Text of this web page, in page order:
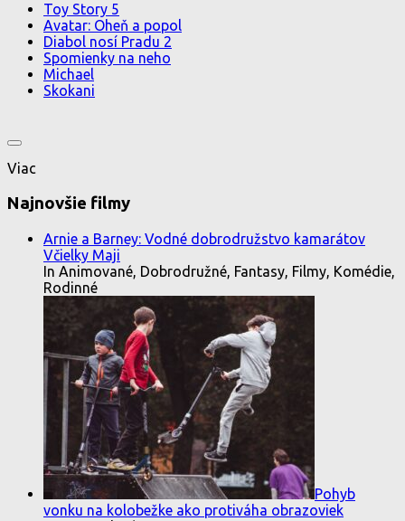
Toy Story 5
Avatar: Oheň a popol
Diabol nosí Pradu 2
Spomienky na neho
Michael
Skokani
Viac
Najnovšie filmy
Arnie a Barney: Vodné dobrodružstvo kamarátov
Včielky Maji
In Animované, Dobrodružné, Fantasy, Filmy, Komédie,
Rodinné
Pohyb
vonku na kolobežke ako protiváha obrazoviek